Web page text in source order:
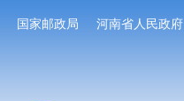
国家邮政局 河南省人民政府